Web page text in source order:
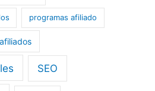
programas afiliado
SEO